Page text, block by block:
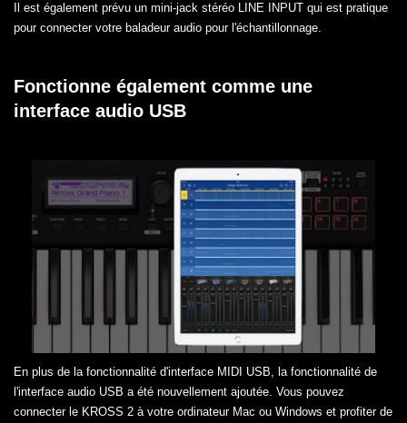
Il est également prévu un mini-jack stéréo LINE INPUT qui est pratique
pour connecter votre baladeur audio pour l'échantillonnage.
Fonctionne également comme une
interface audio USB
En plus de la fonctionnalité d'interface MIDI USB, la fonctionnalité de
l'interface audio USB a été nouvellement ajoutée. Vous pouvez
connecter le KROSS 2 à votre ordinateur Mac ou Windows et profiter de